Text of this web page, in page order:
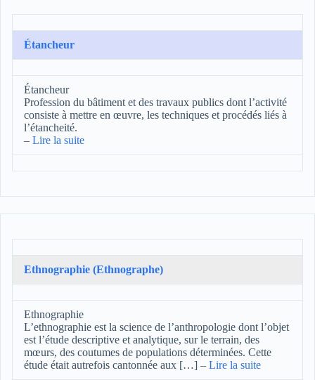
Étancheur
Étancheur
Profession du bâtiment et des travaux publics dont l’activité
consiste à mettre en œuvre, les techniques et procédés liés à
l’étancheité.
– Lire la suite
Ethnographie (Ethnographe)
Ethnographie
L’ethnographie est la science de l’anthropologie dont l’objet
est l’étude descriptive et analytique, sur le terrain, des
mœurs, des coutumes de populations déterminées. Cette
étude était autrefois cantonnée aux […] – Lire la suite